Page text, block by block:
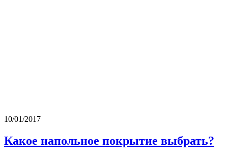
10/01/2017
Какое напольное покрытие выбрать?